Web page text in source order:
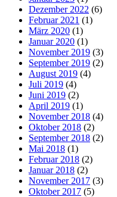
Dezember 2022 (6)
Februar 2021 (1)
März 2020 (1)
Januar 2020 (1)
November 2019 (3)
September 2019 (2)
August 2019 (4)
Juli 2019 (4)
Juni 2019 (2)
April 2019 (1)
November 2018 (4)
Oktober 2018 (2)
September 2018 (2)
Mai 2018 (1)
Februar 2018 (2)
Januar 2018 (2)
November 2017 (3)
Oktober 2017 (5)